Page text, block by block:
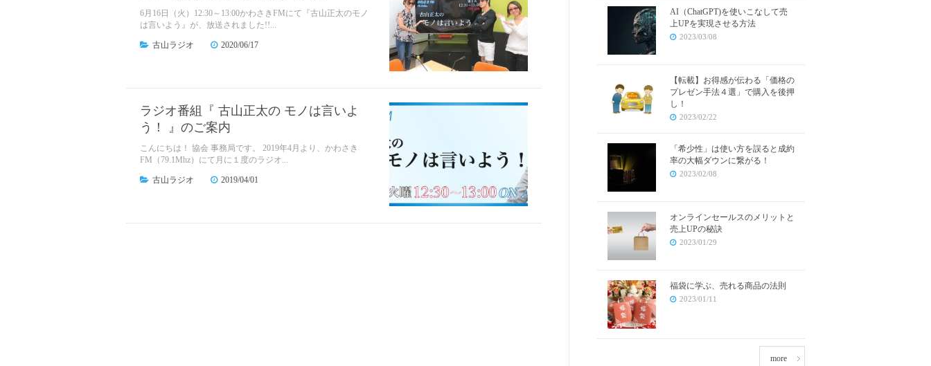
6月16日（火）12:30～13:00かわさきFMにて『古山正太のモノ
は言いよう』が、放送されました!!...
古山ラジオ 2020/06/17
ラジオ番組『 古山正太の モノは言いよ
う！ 』のご案内
こんにちは！ 協会 事務局です。 2019年4月より、かわさき
FM（79.1Mhz）にて月に１度のラジオ...
古山ラジオ 2019/04/01
AI（ChatGPT)を使いこなして売
上UPを実現させる方法
2023/03/08
【転載】お得感が伝わる「価格の
プレゼン手法４選」で購入を後押
し！
2023/02/22
「希少性」は使い方を誤ると成約
率の大幅ダウンに繋がる！
2023/02/08
オンラインセールスのメリットと
売上UPの秘訣
2023/01/29
福袋に学ぶ、売れる商品の法則
2023/01/11
more